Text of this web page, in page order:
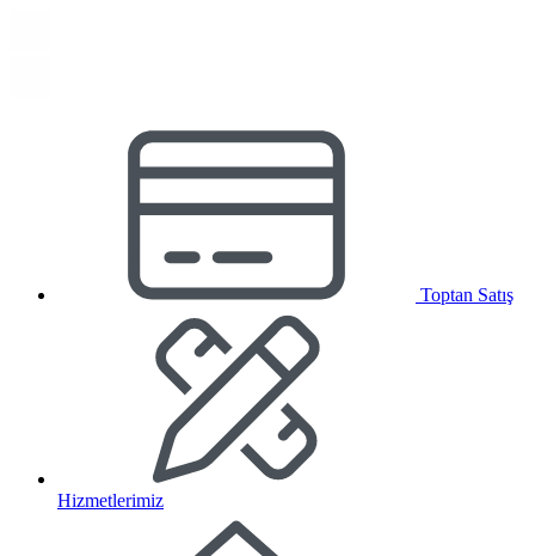
Toptan Satış
Hizmetlerimiz